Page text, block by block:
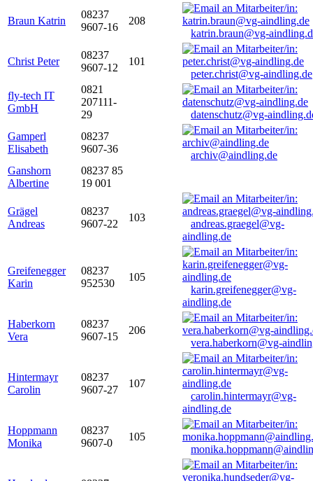
Braun Katrin
08237
9607-16
208
katrin.braun@vg-
Christ Peter
08237
9607-12
101
peter.christ@vg-aindling.de
fly-tech IT
GmbH
0821
207111-
29
datenschutz@vg-
Gamperl
Elisabeth
08237
9607-36
archiv@aindling.de
Ganshorn
Albertine
08237 85
19 001
Grägel
Andreas
08237
9607-22
103
andreas.graegel@vg-
aindling.de
Greifenegger
Karin
08237
952530
105
karin.greifenegger@vg-
aindling.de
Haberkorn
Vera
08237
9607-15
206
vera.haberkorn@vg-
Hintermayr
Carolin
08237
9607-27
107
carolin.hintermayr@vg-
aindling.de
Hoppmann
Monika
08237
9607-0
105